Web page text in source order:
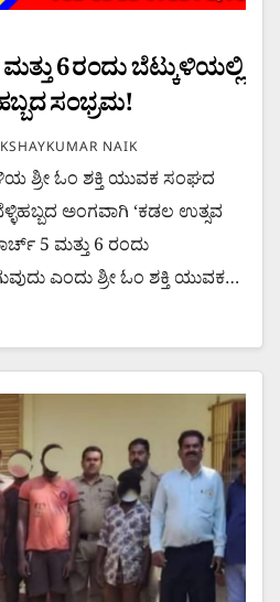
6 ರಂದು ಬೆಟ್ಕುಳಿಯಲ್ಲಿ
ಸಂಭ್ರಮ!
NAIK
ಶ್ರೀ ಓಂ ಶಕ್ತಿ ಯುವಕ ಸಂಘದ
ಅಂಗವಾಗಿ ‘ಕಡಲ ಉತ್ಸವ
5 ಮತ್ತು 6 ರಂದು
ಎಂದು ಶ್ರೀ ಓಂ ಶಕ್ತಿ ಯುವಕ…